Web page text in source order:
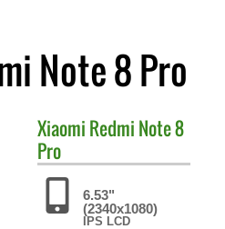
Note 8 Pro
Xiaomi Redmi Note 8
Pro
6.53"
(2340x1080)
IPS LCD